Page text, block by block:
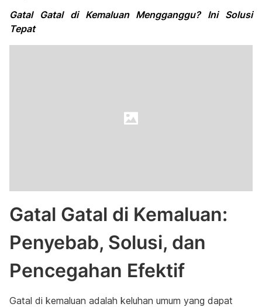
Gatal Gatal di Kemaluan Mengganggu? Ini Solusi
Tepat
Gatal Gatal di Kemaluan:
Penyebab, Solusi, dan
Pencegahan Efektif
Gatal di kemaluan adalah keluhan umum yang dapat